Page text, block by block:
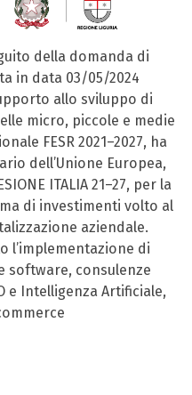
della domanda di
in data 03/05/2024
allo sviluppo di
micro, piccole e medie
FESR 2021–2027, ha
dell’Unione Europea,
ITALIA 21–27, per la
di investimenti volto al
aziendale.
l’implementazione di
software, consulenze
e Intelligenza Artificiale,